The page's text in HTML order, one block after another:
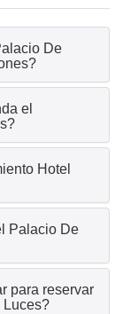
De
el
Hotel
Palacio De
para reservar
Luces?